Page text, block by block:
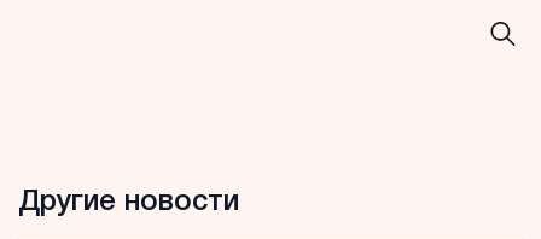
Другие новости